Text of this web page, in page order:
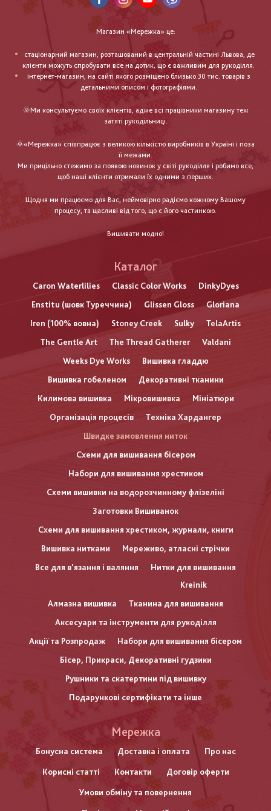
Магазин «Мережка» це:
стаціонарний магазин, розташований в центральній частині Львова, де
клієнти можуть спробувати все на дотик, що є важливим для рукоділля.
інтернет-магазин, на сайті якого розміщено близько 30 тис. товарів з
детальними описом і фотографіями.
🌞Ми консультуємо своїх клієнтів, адже всі працівники магазину теж
затяті рукодільниці.
🌞«Мережка» співпрацює з великою кількістю виробників в Україні і поза
її межами.
Ми прицільно стежимо за появою новинок у світі рукоділля і робимо все,
щоб наші клієнти отримали їх одними з перших.
Щодня ми працюємо для Вас, неймовірно радіємо кожному Вашому
процесу, та щасливі від того, що є його частинкою.
Вишивати модно!
Каталог
Caron Waterlilies Classic Color Works
DinkyDyes
Enstitu (шовк Туреччина)
Glissen Gloss
Gloriana
Iren (100% вовна)
Stoney Creek Sulky
TelaArtis
The Gentle Art
The Thread Gatherer
Valdani
Weeks Dye Works
Вишивка гладдю
Вишивка гобеленом
Декоративні тканини
Килимова вишивка
Мікровишивка
Мініатюри
Організація процесів
Техніка Хардангер
Швидке замовлення ниток
Схеми для вишивання бісером
Набори для вишивання хрестиком
Схеми вишивки на водорозчинному флізеліні
Заготовки Вишиванок
Схеми для вишивання хрестиком, журнали, книги
Вишивка нитками
Мереживо, атласні стрічки
Все для в'язання і валяння
Нитки для вишивання
Kreinik
Алмазна вишивка
Тканина для вишивання
Аксесуари та інструменти для рукоділля
Акції та Розпродаж
Набори для вишивання бісером
Бісер, Прикраси, Декоративні гудзики
Рушники та скатертини під вишивку
Подарункові сертифікати та інше
нижнього
колонтитулу
Мережка
Бонусна система Доставка і оплата Про нас
Корисні статті Контакти Договір оферти
Умови обміну та повернення